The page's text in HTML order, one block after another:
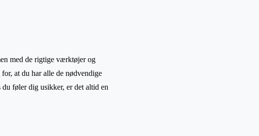
med de rigtige værktøjer og
at du har alle de nødvendige
føler dig usikker, er det altid en